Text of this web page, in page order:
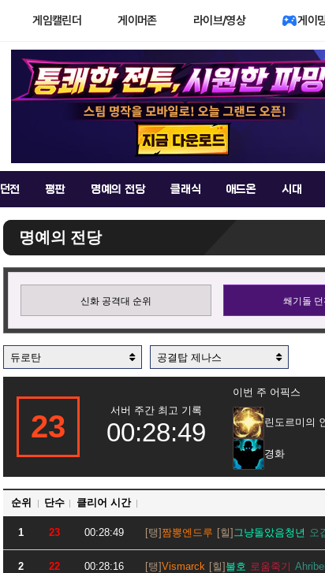
게임캘린더 게이머존 라이브/영상 게이
던전 평판 명예의 전당 클래식 애드온 시대
명예의 전당
신화 공격대 순위 쐐기돌 던
듀로탄 공결탑 제나스
23 서버 주간 최고 기록
00:28:49
이번 주 어픽스
린도르미의
경화
순위 단수 클리어 시간
1 23 00:28:49 짬뽕엔드루 그냥돌았음청년 오
2 22 00:28:16 Vismarck 불호 로움죽기